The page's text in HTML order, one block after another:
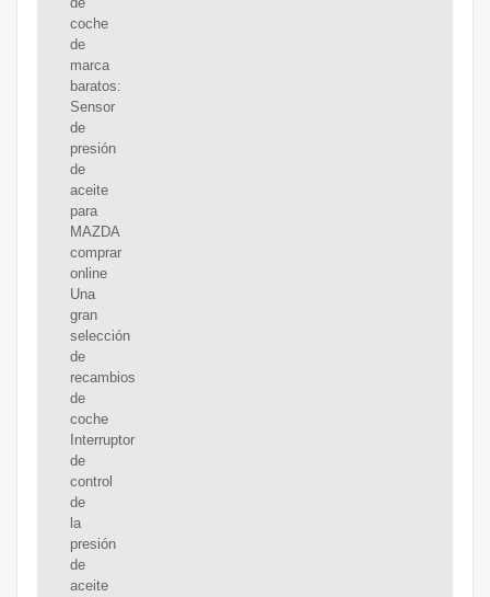
coche
de
marca
baratos:
Sensor
de
presión
de
aceite
para
MAZDA
comprar
online
Una
gran
selección
de
recambios
de
coche
Interruptor
de
control
de
la
presión
de
aceite